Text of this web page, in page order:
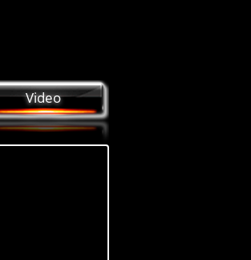
Video